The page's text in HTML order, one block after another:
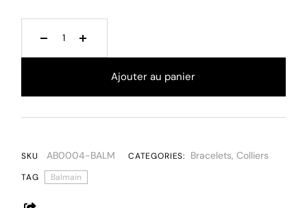
Ajouter au panier
SKU AB0004-BALM CATEGORIES: Bracelets,Colliers
TAG Balmain